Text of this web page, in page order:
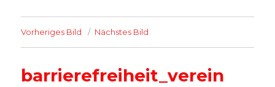
Vorheriges Bild Nächstes Bild
barrierefreiheit_verein